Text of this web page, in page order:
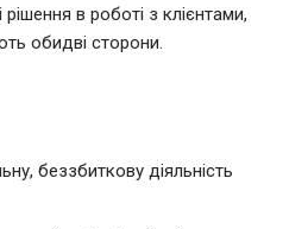
в роботі з клієнтами,
обидві сторони.
беззбиткову діяльність